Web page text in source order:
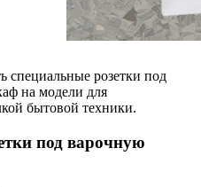
специальные розетки под
на модели для
бытовой техники.
под варочную